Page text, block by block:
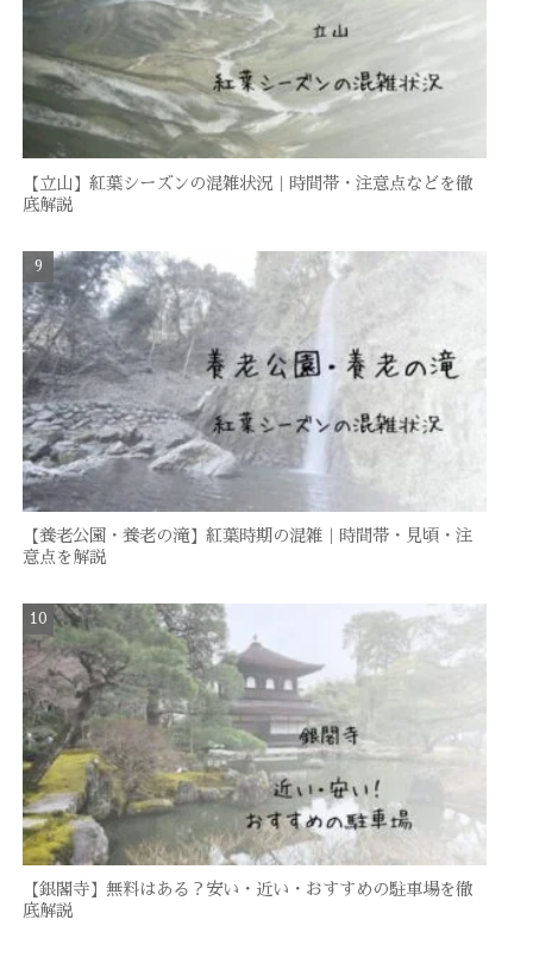
【立山】紅葉シーズンの混雑状況｜時間帯・注意点などを徹
底解説
【養老公園・養老の滝】紅葉時期の混雑｜時間帯・見頃・注
意点を解説
【銀閣寺】無料はある？安い・近い・おすすめの駐車場を徹
底解説